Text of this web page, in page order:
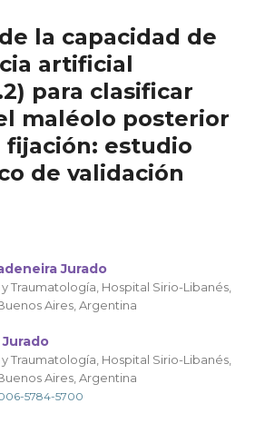
la capacidad de
artificial
para clasificar
maléolo posterior
fijación: estudio
de validación
Jurado
Traumatología, Hospital Sirio-Libanés,
Aires, Argentina
Jurado
Traumatología, Hospital Sirio-Libanés,
Aires, Argentina
5784-5700